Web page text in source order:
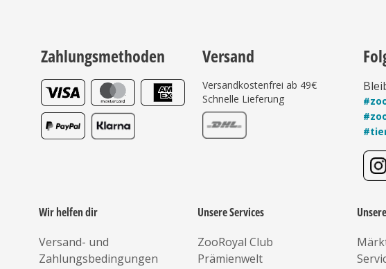
Zahlungsmethoden Versand
Versandkostenfrei ab 49€
Schnelle Lieferung
Wir helfen dir
Versand- und
Zahlungsbedingungen
Unsere Services
ZooRoyal Club
Prämienwelt